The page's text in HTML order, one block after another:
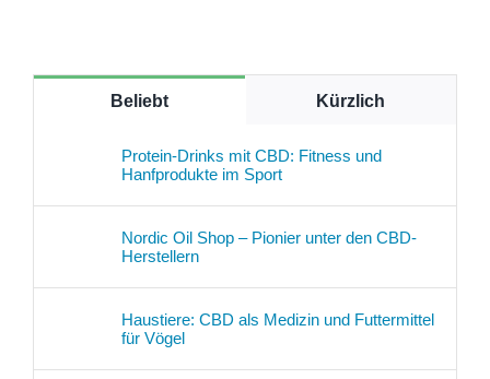
Beliebt Kürzlich
Protein-Drinks mit CBD: Fitness und
Hanfprodukte im Sport
Nordic Oil Shop – Pionier unter den CBD-
Herstellern
Haustiere: CBD als Medizin und Futtermittel
für Vögel